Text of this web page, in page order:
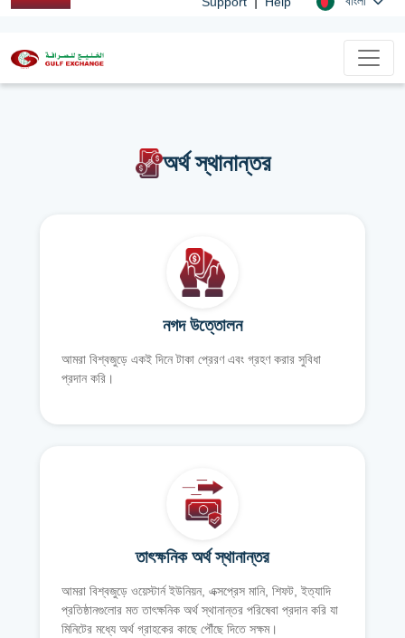
অর্থ স্থানান্তর
নগদ উত্তোলন
আমরা বিশ্বজুড়ে একই দিনে টাকা প্রেরণ এবং গ্রহণ করার সুবিধা
প্রদান করি।
তাৎক্ষনিক অর্থ স্থানান্তর
আমরা বিশ্বজুড়ে ওয়েস্টার্ন ইউনিয়ন, এক্সপ্রেস মানি, শিফট, ইত্যাদি
প্রতিষ্ঠানগুলোর মত তাৎক্ষনিক অর্থ স্থানান্তর পরিষেবা প্রদান করি যা
মিনিটের মধ্যে অর্থ গ্রাহকের কাছে পৌঁছে দিতে সক্ষম।